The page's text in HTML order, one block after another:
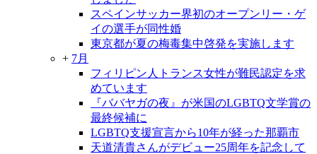
スペインサッカー界初のオープンリー・ゲ
イの選手が同性婚
東京都が夏の梅毒集中啓発を実施します
+ 7月
フィリピン人トランス女性が難民認定を求
めています
『ババヤガの夜』が米国のLGBTQ文学賞の
最終候補に
LGBTQ支援宣言から10年が経った那覇市
天道清貴さんがデビュー25周年を記念して